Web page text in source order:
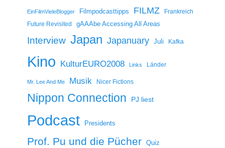
EinFilmVieleBlogger Filmpodcasttipps FILMZ
Frankreich
Future Revisited
gAAAbe Accessing All Areas
Interview Japan Japanuary Juli Kafka
Kino KulturEURO2008 Links Länder
Mr. Lee And Me Musik Nicer Fictions
Nippon Connection PJ liest
Podcast Presidents
Prof. Pu und die Pücher Quiz